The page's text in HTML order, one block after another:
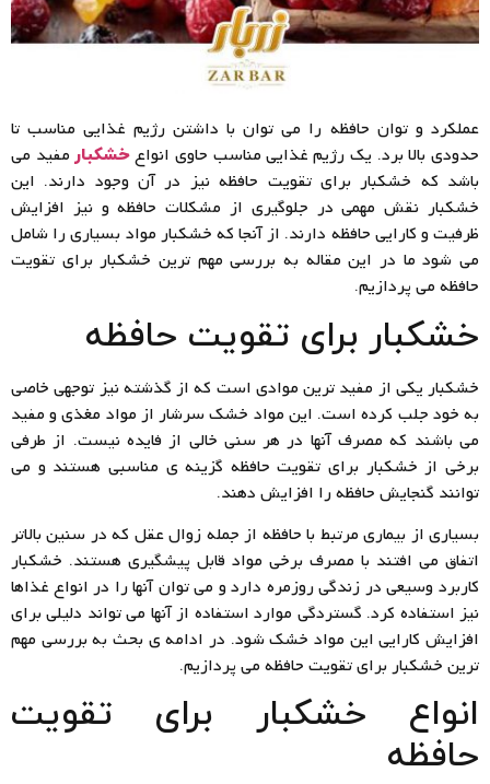
عملکرد و توان حافظه را می توان با داشتن رژیم غذایی مناسب تا
حدودی بالا برد. یک رژیم غذایی مناسب حاوی انواعخشکبار مفید می
باشد که خشکبار برای تقویت حافظه نیز در آن وجود دارند. این
خشکبار نقش مهمی در جلوگیری از مشکلات حافظه و نیز افزایش
ظرفیت و کارایی حافظه دارند. از آنجا که خشکبار مواد بسیاری را شامل
می شود ما در این مقاله به بررسی مهم ترین خشکبار برای تقویت
حافظه می پردازیم.
خشکبار برای تقویت حافظه
خشکبار یکی از مفید ترین موادی است که از گذشته نیز توجهی خاصی
به خود جلب کرده است. این مواد خشک سرشار از مواد مغذی و مفید
می باشند که مصرف آنها در هر سنی خالی از فایده نیست. از طرفی
برخی از خشکبار برای تقویت حافظه گزینه ی مناسبی هستند و می
توانند گنجایش حافظه را افزایش دهند.
بسیاری از بیماری مرتبط با حافظه از جمله زوال عقل که در سنین بالاتر
اتفاق می افتند با مصرف برخی مواد قابل پیشگیری هستند. خشکبار
کاربرد وسیعی در زندگی روزمره دارد و می توان آنها را در انواع غذاها
نیز استفاده کرد. گستردگی موارد استفاده از آنها می تواند دلیلی برای
افزایش کارایی این مواد خشک شود. در ادامه ی بحث به بررسی مهم
ترین خشکبار برای تقویت حافظه می پردازیم.
انواع خشکبار برای تقویت
حافظه